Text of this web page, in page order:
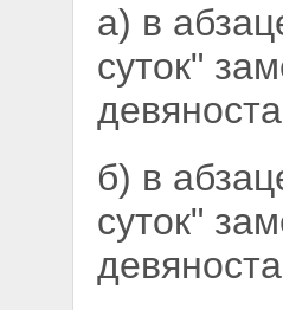
а) в
суток"
б) в
суток"